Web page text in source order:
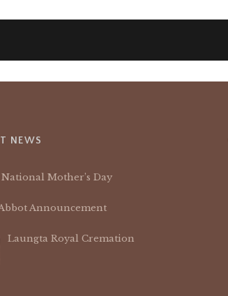
NEWS
Mother’s Day
Announcement
Laungta Royal Cremation